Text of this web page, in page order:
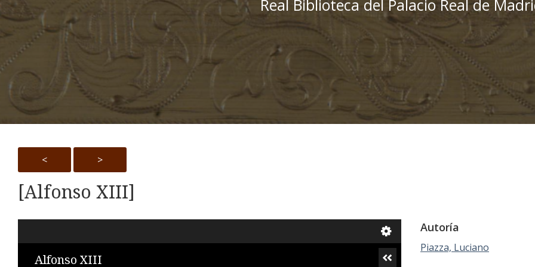
Real Biblioteca del Palacio Real de
< >
[Alfonso XIII]
Alfonso XIII
Autoría
Piazza, Luciano